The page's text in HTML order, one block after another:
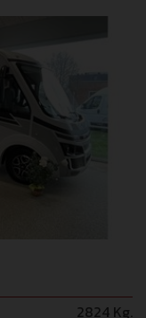
myggenet -
PACK STYLE
alufælge - Rat og
PACK MEDIA
/ Apple Carplay
er bestil hjem
) Thule 6300
trins
(19.000,-)
- Lys &
2824 Kg.